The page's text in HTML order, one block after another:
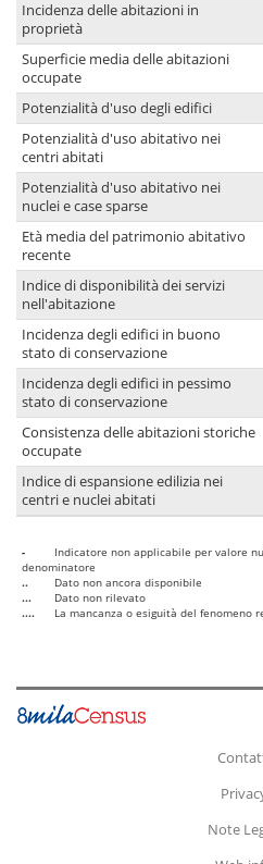
Incidenza delle abitazioni in
proprietà
Superficie media delle abitazioni
occupate
Potenzialità d'uso degli edifici
Potenzialità d'uso abitativo nei
centri abitati
Potenzialità d'uso abitativo nei
nuclei e case sparse
Età media del patrimonio abitativo
recente
Indice di disponibilità dei servizi
nell'abitazione
Incidenza degli edifici in buono
stato di conservazione
Incidenza degli edifici in pessimo
stato di conservazione
Consistenza delle abitazioni storiche
occupate
Indice di espansione edilizia nei
centri e nuclei abitati
-
Indicatore non applicabile per valore
denominatore
..
Dato non ancora disponibile
...
Dato non rilevato
....
La mancanza o esiguità del fenomeno
Note